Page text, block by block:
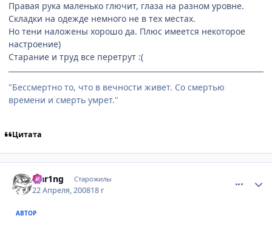
Правая рука маленько глючит, глаза на разном уровне.
Складки на одежде немного не в тех местах.
Но тени наложены хорошо да. Плюс имеется некоторое
настроение)
Старание и труд все перетрут :(
"Бессмертно то, что в вечности живет. Со смертью
времени и смерть умрет."
Цитата
Flar1ng Старожилы
22 Апреля, 200818 г
АВТОР